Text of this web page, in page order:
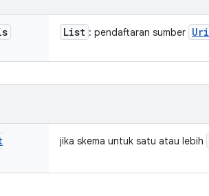
List : pendaftaran sumber Uri
jika skema untuk satu atau lebih